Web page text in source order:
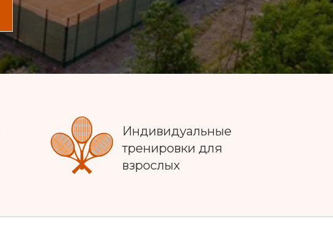
Индивидуальные
тренировки для
взрослых